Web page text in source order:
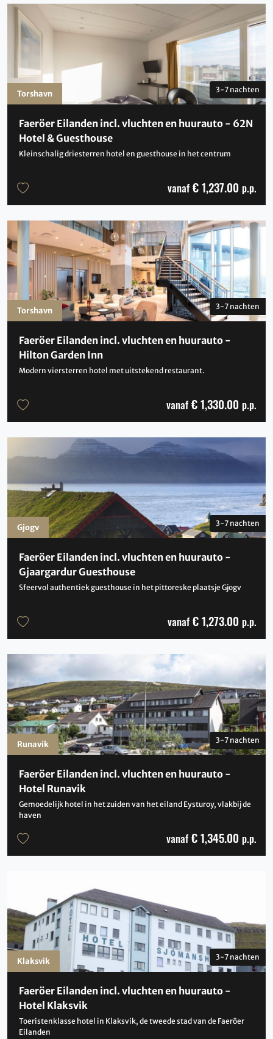
Faeröer Eilanden incl. vluchten en huurauto - 62N
Hotel & Guesthouse
Kleinschalig driesterren hotel en guesthouse in het centrum
3-7 nachten
vanaf € 1,237.00 p.p.
Torshavn
Faeröer Eilanden incl. vluchten en huurauto -
Hilton Garden Inn
Modern viersterren hotel met uitstekend restaurant.
3-7 nachten
vanaf € 1,330.00 p.p.
Torshavn
Faeröer Eilanden incl. vluchten en huurauto -
Gjaargardur Guesthouse
Sfeervol authentiek guesthouse in het pittoreske plaatsje Gjogv
3-7 nachten
vanaf € 1,273.00 p.p.
Gjogv
Faeröer Eilanden incl. vluchten en huurauto -
Hotel Runavik
Gemoedelijk hotel in het zuiden van het eiland Eysturoy, vlakbij de
haven
3-7 nachten
vanaf € 1,345.00 p.p.
Runavik
Faeröer Eilanden incl. vluchten en huurauto -
Hotel Klaksvik
Toeristenklasse hotel in Klaksvik, de tweede stad van de Faeröer
Eilanden
3-7 nachten
Klaksvik